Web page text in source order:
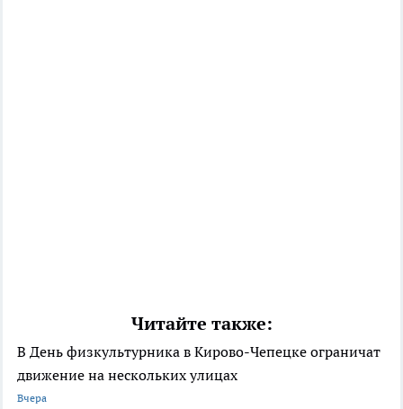
Читайте также:
В День физкультурника в Кирово-Чепецке ограничат
движение на нескольких улицах
Вчера